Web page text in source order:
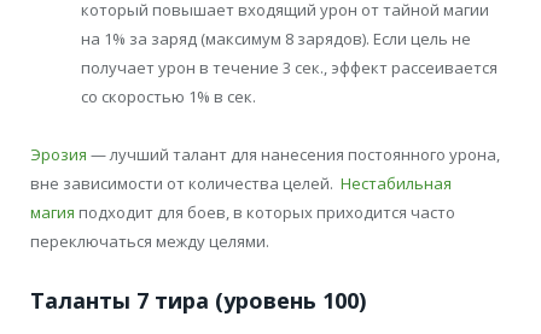
который повышает входящий урон от тайной магии
на 1% за заряд (максимум 8 зарядов). Если цель не
получает урон в течение 3 сек., эффект рассеивается
со скоростью 1% в сек.
Эрозия — лучший талант для нанесения постоянного урона,
вне зависимости от количества целей. Нестабильная
магия подходит для боев, в которых приходится часто
переключаться между целями.
Таланты 7 тира (уровень 100)